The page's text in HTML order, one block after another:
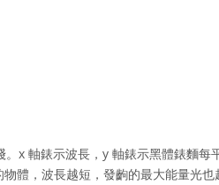
x 軸錶示波長，y 軸錶示黑體錶麵每
體，波長越短，發齣的最大能量光也